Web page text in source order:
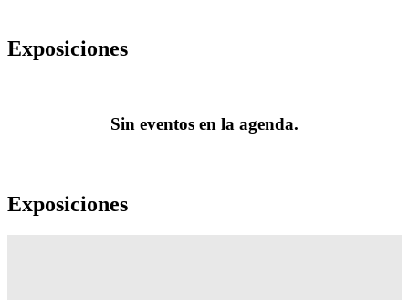
Exposiciones
Sin eventos en la agenda.
Exposiciones